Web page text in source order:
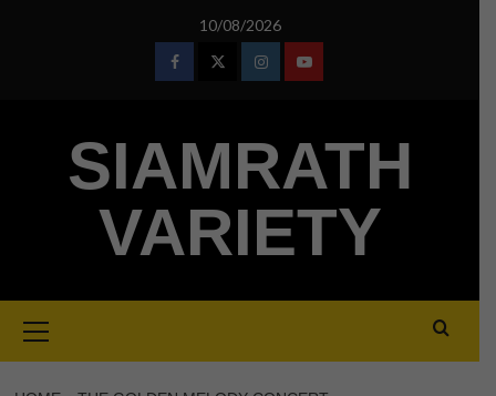
10/08/2026
FacebookTwitterInstagramYoutube
SIAMRATH
VARIETY
Menu